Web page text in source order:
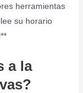
herramientas
su horario
a la